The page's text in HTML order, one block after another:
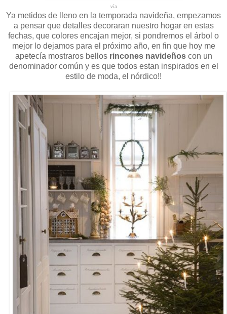
vía
Ya metidos de lleno en la temporada navideña, empezamos
a pensar que detalles decoraran nuestro hogar en estas
fechas, que colores encajan mejor, si pondremos el árbol o
mejor lo dejamos para el próximo año, en fin que hoy me
apetecía mostraros bellos rincones navideñoscon un
denominador común y es que todos estan inspirados en el
estilo de moda, el nórdico!!